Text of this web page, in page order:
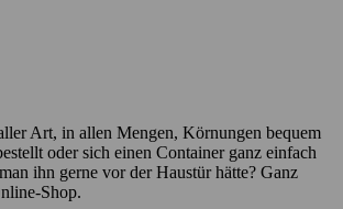
Art, in allen Mengen, Körnungen bequem
oder sich einen Container ganz einfach
ihn gerne vor der Haustür hätte? Ganz
Shop.